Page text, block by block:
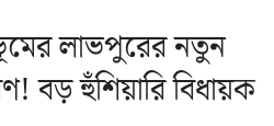
লাভপুরের নতুন
বড় হুঁশিয়ারি বিধায়ক